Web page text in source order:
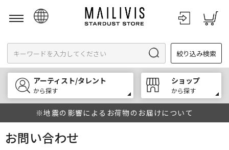
English
한국어
中文
絞り込み検索
アーティスト/タレント
から探す
ショップ
から探す
※地震の影響によるお荷物のお届けについて
お問い合わせ